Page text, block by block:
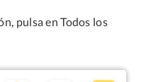
pulsa en Todos los